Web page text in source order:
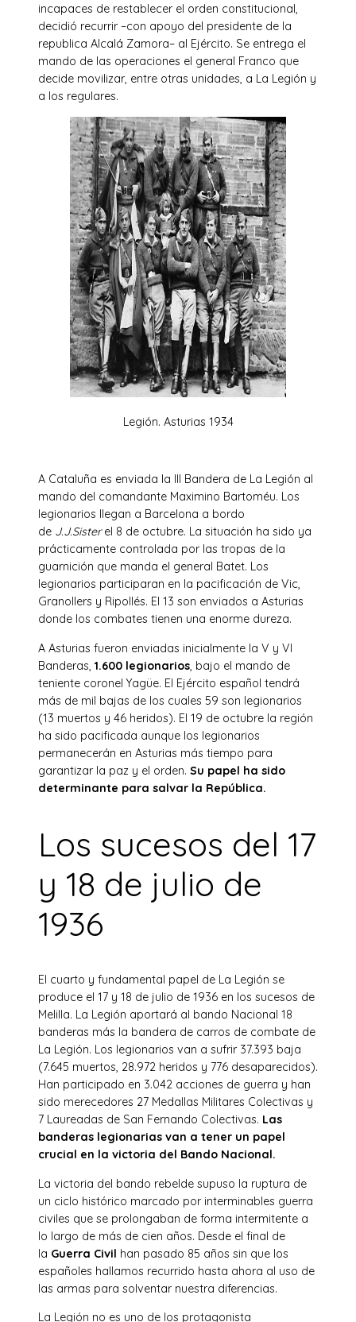
incapaces de restablecer el orden constitucional,
decidió recurrir –con apoyo del presidente de la
republica Alcalá Zamora– al Ejército. Se entrega el
mando de las operaciones el general Franco que
decide movilizar, entre otras unidades, a La Legión y
a los regulares.
Legión. Asturias 1934
A Cataluña es enviada la III Bandera de La Legión al
mando del comandante Maximino Bartoméu. Los
legionarios llegan a Barcelona a bordo
de J.J.Sisterel 8 de octubre. La situación ha sido ya
prácticamente controlada por las tropas de la
guarnición que manda el general Batet. Los
legionarios participaran en la pacificación de Vic,
Granollers y Ripollés. El 13 son enviados a Asturias
donde los combates tienen una enorme dureza.
A Asturias fueron enviadas inicialmente la V y VI
Banderas,1.600 legionarios, bajo el mando de
teniente coronel Yagüe. El Ejército español tendrá
más de mil bajas de los cuales 59 son legionarios
(13 muertos y 46 heridos). El 19 de octubre la región
ha sido pacificada aunque los legionarios
permanecerán en Asturias más tiempo para
garantizar la paz y el orden. Su papel ha sido
determinante para salvar la República.
Los sucesos del 17
y 18 de julio de
1936
El cuarto y fundamental papel de La Legión se
produce el 17 y 18 de julio de 1936 en los sucesos de
Melilla. La Legión aportará al bando Nacional 18
banderas más la bandera de carros de combate de
La Legión. Los legionarios van a sufrir 37.393 baja
(7.645 muertos, 28.972 heridos y 776 desaparecidos).
Han participado en 3.042 acciones de guerra y han
sido merecedores 27 Medallas Militares Colectivas y
7 Laureadas de San Fernando Colectivas. Las
banderas legionarias van a tener un papel
crucial en la victoria del Bando Nacional.
La victoria del bando rebelde supuso la ruptura de
un ciclo histórico marcado por interminables guerra
civiles que se prolongaban de forma intermitente a
lo largo de más de cien años. Desde el final de
la Guerra Civil han pasado 85 años sin que los
españoles hallamos recurrido hasta ahora al uso de
las armas para solventar nuestra diferencias.
La Legión no es uno de los protagonista